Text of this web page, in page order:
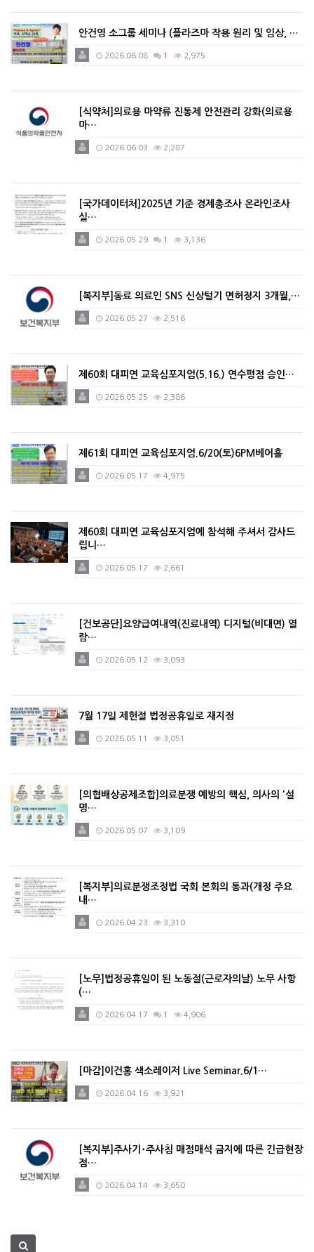
안건영 소그룹 세미나 (플라즈마 작용 원리 및 임상, …
2026.06.08 1 2,975
[식약처]의료용 마약류 진통제 안전관리 강화(의료용
마…
2026.06.03 2,287
[국가데이터처]2025년 기준 경제총조사 온라인조사
실…
2026.05.29 1 3,136
[복지부]동료 의료인 SNS 신상털기 면허정지 3개월,…
2026.05.27 2,516
제60회 대피연 교육심포지엄(5.16.) 연수평점 승인…
2026.05.25 2,386
제61회 대피연 교육심포지엄.6/20(토)6PM베어홀
2026.05.17 4,975
제60회 대피연 교육심포지엄에 참석해 주셔서 감사드
립니…
2026.05.17 2,661
[건보공단]요양급여내역(진료내역) 디지털(비대면) 열
람…
2026.05.12 3,093
7월 17일 제헌절 법정공휴일로 재지정
2026.05.11 3,051
[의협배상공제조합]의료분쟁 예방의 핵심, 의사의 '설
명…
2026.05.07 3,109
[복지부]의료분쟁조정법 국회 본회의 통과(개정 주요
내…
2026.04.23 3,310
[노무]법정공휴일이 된 노동절(근로자의날) 노무 사항
(…
2026.04.17 1 4,906
[마감]이건홍 색소레이저 Live Seminar.6/1…
2026.04.16 3,921
[복지부]주사기･주사침 매점매석 금지에 따른 긴급현장
점…
2026.04.14 3,650